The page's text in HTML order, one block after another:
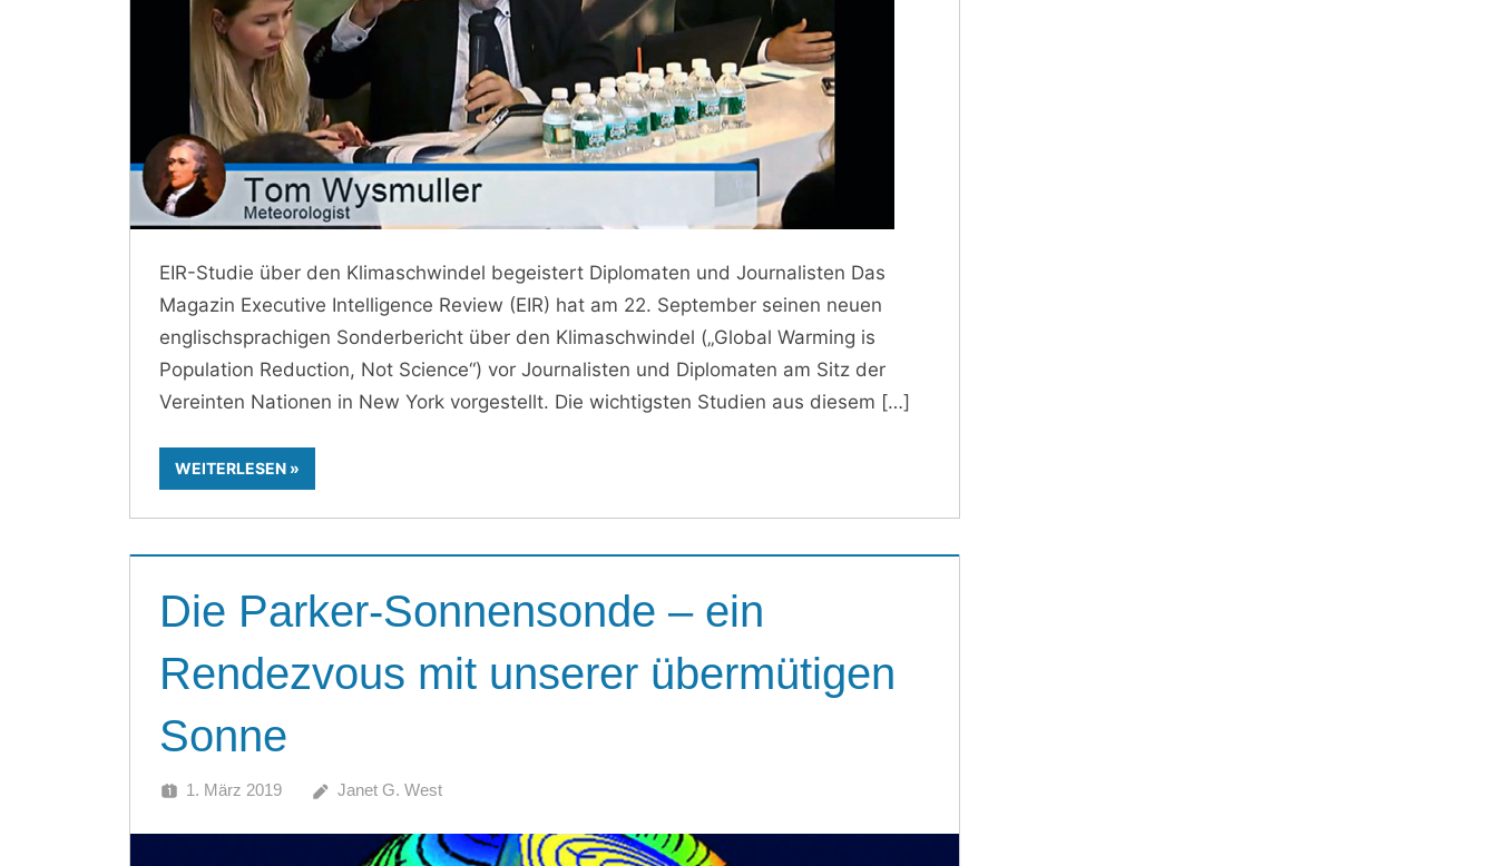
EIR-Studie über den Klimaschwindel begeistert Diplomaten und Journalisten Das
Magazin Executive Intelligence Review (EIR) hat am 22. September seinen neuen
englischsprachigen Sonderbericht über den Klimaschwindel („Global Warming is
Population Reduction, Not Science“) vor Journalisten und Diplomaten am Sitz der
Vereinten Nationen in New York vorgestellt. Die wichtigsten Studien aus diesem
WEITERLESEN
Die Parker-Sonnensonde – ein
Rendezvous mit unserer übermütigen
Sonne
1. März 2019 Janet G. West